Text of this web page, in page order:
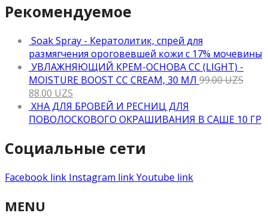
Рекомендуемое
Soak Spray - Кератолитик, спрей для
размягчения ороговевшей кожи с 17% мочевины
УВЛАЖНЯЮЩИЙ КРЕМ-ОСНОВА CC (LIGHT) -
MOISTURE BOOST CC CREAM, 30 МЛ 99.00UZS
88.00 UZS
ХНА ДЛЯ БРОВЕЙ И РЕСНИЦ ДЛЯ
ПОВОЛОСКОВОГО ОКРАШИВАНИЯ В САШЕ 10 ГР
Социальные сети
Facebook link Instagram linkYoutube link
MENU